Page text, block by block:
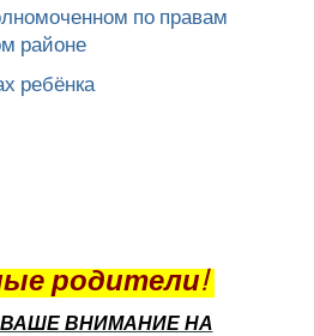
по правам
районе
ребёнка
родители!
ВНИМАНИЕ НА